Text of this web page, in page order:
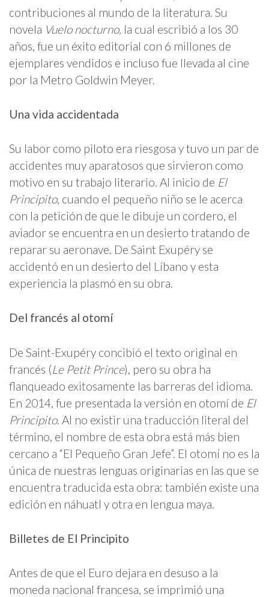
contribuciones al mundo de la literatura. Su
novela Vuelo nocturno, la cual escribió a los 30
años, fue un éxito editorial con 6 millones de
ejemplares vendidos e incluso fue llevada al cine
por la Metro Goldwin Meyer.
Una vida accidentada
Su labor como piloto era riesgosa y tuvo un par de
accidentes muy aparatosos que sirvieron como
motivo en su trabajo literario. Al inicio de El
Principito, cuando el pequeño niño se le acerca
con la petición de que le dibuje un cordero, el
aviador se encuentra en un desierto tratando de
reparar su aeronave. De Saint Exupéry se
accidentó en un desierto del Líbano y esta
experiencia la plasmó en su obra.
Del francés al otomí
De Saint-Exupéry concibió el texto original en
francés (Le Petit Prince), pero su obra ha
flanqueado exitosamente las barreras del idioma.
En 2014, fue presentada la versión en otomí de El
Principito. Al no existir una traducción literal del
término, el nombre de esta obra está más bien
cercano a “El Pequeño Gran Jefe”. El otomí no es la
única de nuestras lenguas originarias en las que se
encuentra traducida esta obra: también existe una
edición en náhuatl y otra en lengua maya.
Billetes de El Principito
Antes de que el Euro dejara en desuso a la
moneda nacional francesa, se imprimió una